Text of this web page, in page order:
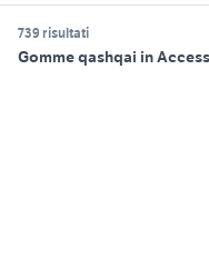
739 risultati
Gomme qashqai in